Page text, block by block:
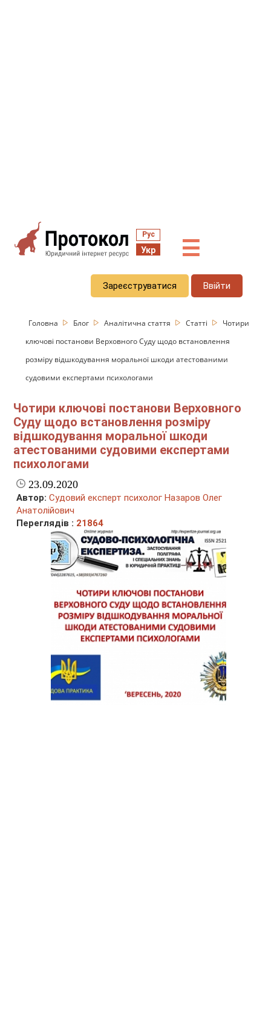
Рус
Укр ☰
Зареєструватися Ввійти
Головна Блог Аналітична стаття Статті
Чотири
ключові постанови Верховного Суду щодо встановлення
розміру відшкодування моральної шкоди атестованими
судовими експертами психологами
Чотири ключові постанови Верховного
Суду щодо встановлення розміру
відшкодування моральної шкоди
атестованими судовими експертами
психологами
23.09.2020
Автор: Судовий експерт психолог Назаров Олег
Анатолійович
Переглядів : 21864